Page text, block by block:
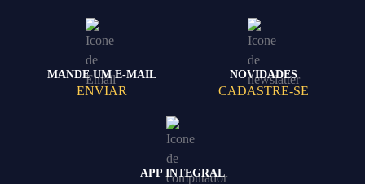
MANDE UM E-MAIL
ENVIAR
NOVIDADES
CADASTRE-SE
APP INTEGRAL